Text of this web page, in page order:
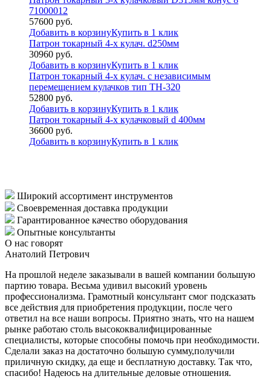
71000012
57600 руб.
Добавить в корзинуКупить в 1 клик
Патрон токарный 4-х кулач. d250мм
30960 руб.
Добавить в корзинуКупить в 1 клик
Патрон токарный 4-х кулач. с независимым
перемещением кулачков тип ТН-320
52800 руб.
Добавить в корзинуКупить в 1 клик
Патрон токарный 4-х кулачковый d 400мм
36600 руб.
Добавить в корзинуКупить в 1 клик
Широкий ассортимент инструментов
Своевременная доставка продукции
Гарантированное качество оборудования
Опытные консультанты
О нас говорят
Анатолий Петрович
На прошлой неделе заказывали в вашей компании большую
партию товара. Весьма удивил высокий уровень
профессионализма. Грамотный консультант смог подсказать
все действия для приобретения продукции, после чего
ответил на все наши вопросы. Приятно знать, что на нашем
рынке работаю столь высококвалифицированные
специалисты, которые способны помочь при необходимости.
Сделали заказ на достаточно большую сумму,получили
приличную скидку, да еще и бесплатную доставку. Так что,
спасибо! Надеюсь на длительные деловые отношения.